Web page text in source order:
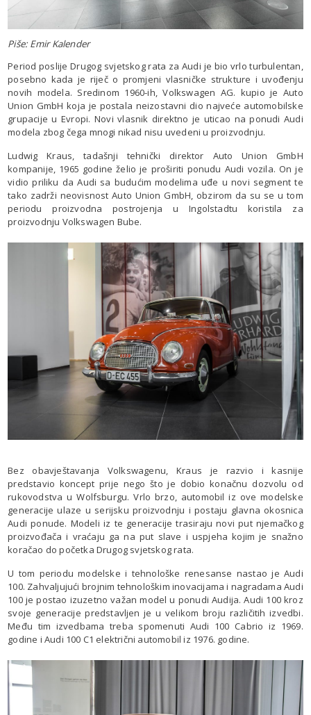
Piše: Emir Kalender
Period poslije Drugog svjetskog rata za Audi je bio vrlo turbulentan,
posebno kada je riječ o promjeni vlasničke strukture i uvođenju
novih modela. Sredinom 1960-ih, Volkswagen AG. kupio je Auto
Union GmbH koja je postala neizostavni dio najveće automobilske
grupacije u Evropi. Novi vlasnik direktno je uticao na ponudi Audi
modela zbog čega mnogi nikad nisu uvedeni u proizvodnju.
Ludwig Kraus, tadašnji tehnički direktor Auto Union GmbH
kompanije, 1965 godine želio je proširiti ponudu Audi vozila. On je
vidio priliku da Audi sa budućim modelima uđe u novi segment te
tako zadrži neovisnost Auto Union GmbH, obzirom da su se u tom
periodu proizvodna postrojenja u Ingolstadtu koristila za
proizvodnju Volkswagen Bube.
Bez obavještavanja Volkswagenu, Kraus je razvio i kasnije
predstavio koncept prije nego što je dobio konačnu dozvolu od
rukovodstva u Wolfsburgu. Vrlo brzo, automobil iz ove modelske
generacije ulaze u serijsku proizvodnju i postaju glavna okosnica
Audi ponude. Modeli iz te generacije trasiraju novi put njemačkog
proizvođača i vraćaju ga na put slave i uspjeha kojim je snažno
koračao do početka Drugog svjetskog rata.
U tom periodu modelske i tehnološke renesanse nastao je Audi
100. Zahvaljujući brojnim tehnološkim inovacijama i nagradama Audi
100 je postao izuzetno važan model u ponudi Audija. Audi 100 kroz
svoje generacije predstavljen je u velikom broju različitih izvedbi.
Među tim izvedbama treba spomenuti Audi 100 Cabrio iz 1969.
godine i Audi 100 C1 električni automobil iz 1976. godine.